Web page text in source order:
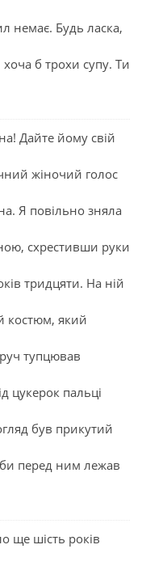
немає. Будь ласка,
б трохи супу. Ти
Дайте йому свій
жіночий голос
Я повільно зняла
схрестивши руки
тридцяти. На ній
костюм, який
тупцював
цукерок пальці
був прикутий
перед ним лежав
ще шість років